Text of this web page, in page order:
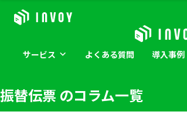
サービス よくある質問 導入事例
振替伝票 のコラム一覧